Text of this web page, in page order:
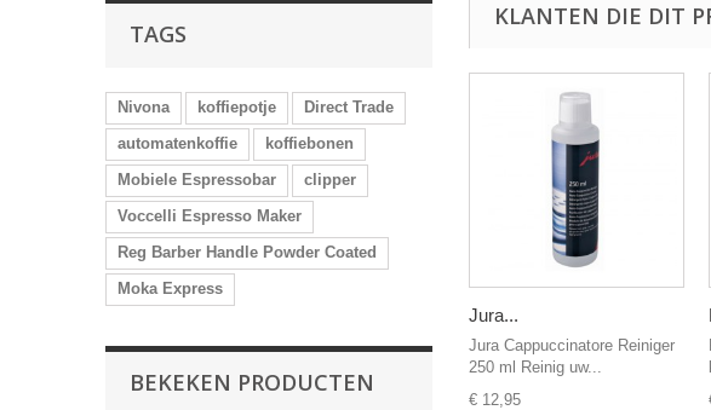
TAGS
Nivona koffiepotje
Direct Trade
automatenkoffie
koffiebonen
Mobiele Espressobar
clipper
Voccelli Espresso Maker
Reg Barber Handle Powder Coated
Moka Express
BEKEKEN PRODUCTEN
KLANTEN DIE DIT
Jura...
Jura Cappuccinatore Reiniger
250 ml Reinig uw...
€ 12,95